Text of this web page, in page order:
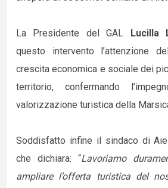
La Presidente del GAL Lucilla
questo intervento l’attenzione
crescita economica e sociale dei
territorio, confermando
valorizzazione turistica della
Soddisfatto infine il sindaco di
che dichiara: “Lavoriamo
ampliare l’offerta turistica del